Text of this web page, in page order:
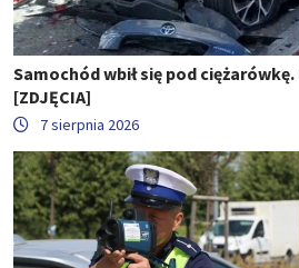
Samochód wbił się pod
[ZDJĘCIA]
7 sierpnia 2026